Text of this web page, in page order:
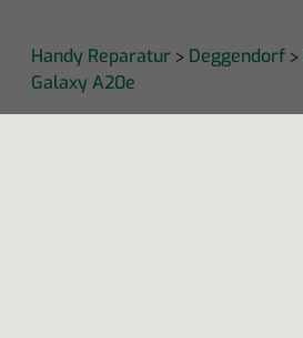
Handy Reparatur > Deggendorf >
Galaxy A20e